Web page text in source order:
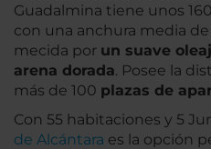
Guadalmina tiene unos
con una anchura media
mecida por un suave
arena dorada. Posee la
más de 100 plazas de
Con 55 habitaciones y 5
de Alcántara es la opción